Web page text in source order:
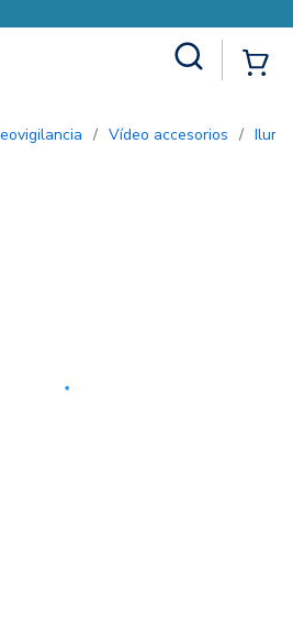
/ Vídeo accesorios /